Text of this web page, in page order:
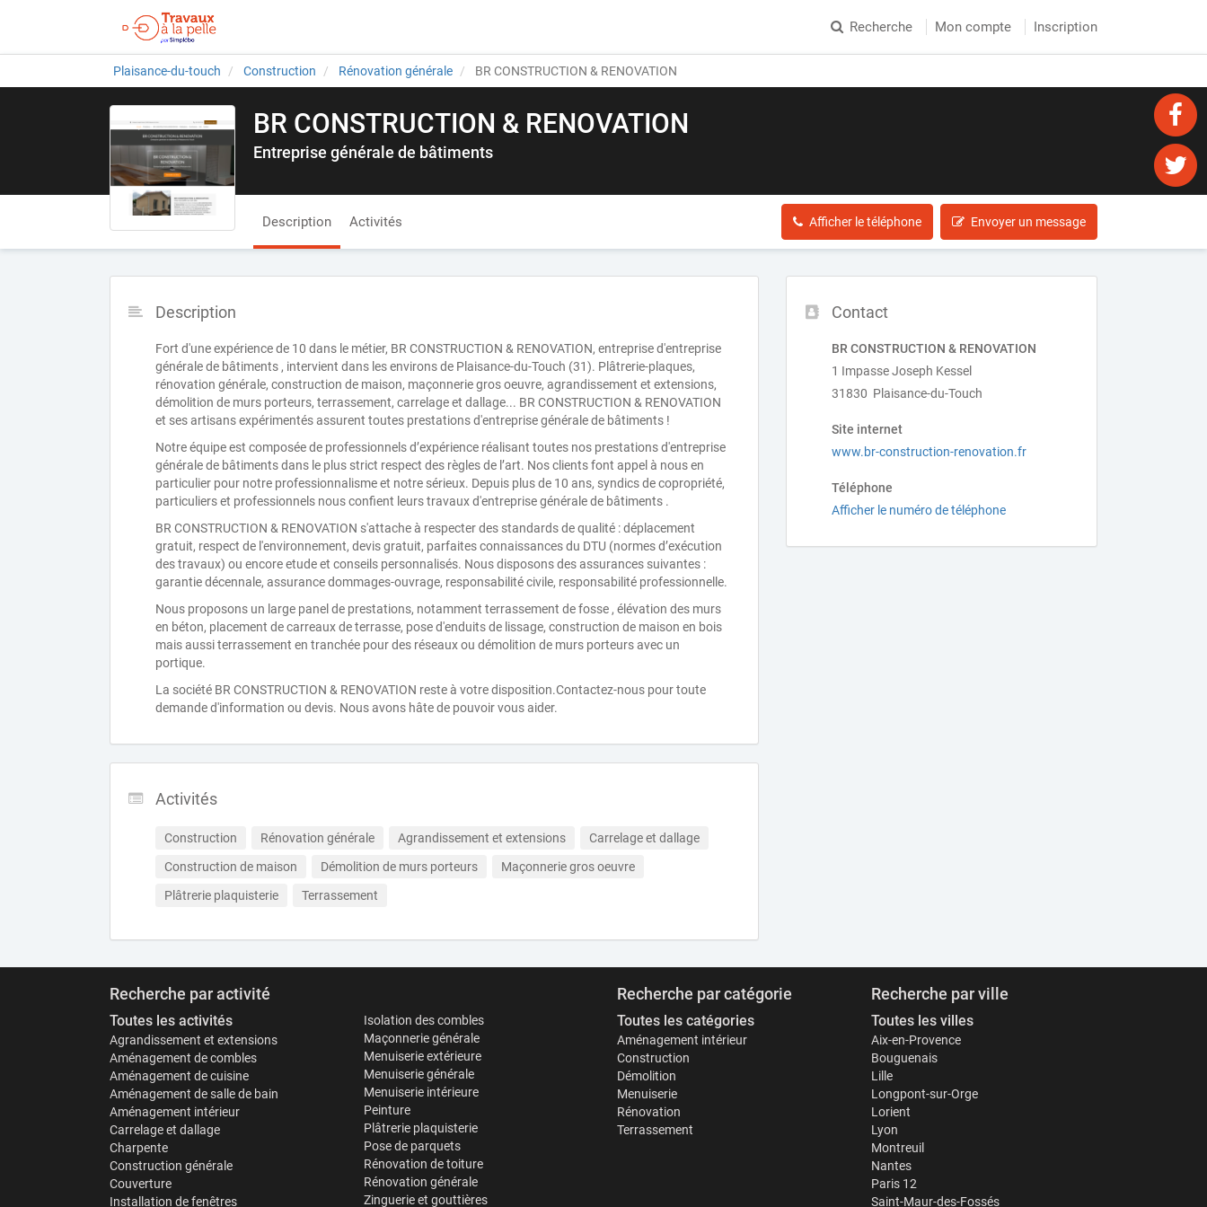
Recherche Mon compte Inscription
Plaisance-du-touch Construction Rénovation générale BR CONSTRUCTION & RENOVATION
BR CONSTRUCTION & RENOVATION
Entreprise générale de bâtiments
Description Activités Afficher le téléphone Envoyer un message
Contact
BR CONSTRUCTION & RENOVATION
1 Impasse Joseph Kessel
31830 Plaisance-du-Touch
Site internet
www.br-construction-renovation.fr
Téléphone
Afficher le numéro de téléphone
Description
Fort d'une expérience de 10 dans le métier, BR CONSTRUCTION & RENOVATION, entreprise d'entreprise
générale de bâtiments , intervient dans les environs de Plaisance-du-Touch (31). Plâtrerie-plaques,
rénovation générale, construction de maison, maçonnerie gros oeuvre, agrandissement et extensions,
démolition de murs porteurs, terrassement, carrelage et dallage... BR CONSTRUCTION & RENOVATION
et ses artisans expérimentés assurent toutes prestations d'entreprise générale de bâtiments !
Notre équipe est composée de professionnels d’expérience réalisant toutes nos prestations d'entreprise
générale de bâtiments dans le plus strict respect des règles de l’art. Nos clients font appel à nous en
particulier pour notre professionnalisme et notre sérieux. Depuis plus de 10 ans, syndics de copropriété,
particuliers et professionnels nous confient leurs travaux d'entreprise générale de bâtiments .
BR CONSTRUCTION & RENOVATION s'attache à respecter des standards de qualité : déplacement
gratuit, respect de l'environnement, devis gratuit, parfaites connaissances du DTU (normes d’exécution
des travaux) ou encore etude et conseils personnalisés. Nous disposons des assurances suivantes :
garantie décennale, assurance dommages-ouvrage, responsabilité civile, responsabilité professionnelle.
Nous proposons un large panel de prestations, notamment terrassement de fosse , élévation des murs
en béton, placement de carreaux de terrasse, pose d'enduits de lissage, construction de maison en bois
mais aussi terrassement en tranchée pour des réseaux ou démolition de murs porteurs avec un
portique.
La société BR CONSTRUCTION & RENOVATION reste à votre disposition.Contactez-nous pour toute
demande d'information ou devis. Nous avons hâte de pouvoir vous aider.
Activités
Construction Rénovation générale Agrandissement et extensions
Carrelage et dallage
Construction de maison
Démolition de murs porteurs
Maçonnerie gros oeuvre
Plâtrerie plaquisterie
Terrassement
Recherche par activité
Toutes les activités
Agrandissement et extensions
Aménagement de combles
Aménagement de cuisine
Aménagement de salle de bain
Aménagement intérieur
Carrelage et dallage
Charpente
Construction générale
Couverture
Installation de fenêtres
Isolation des combles
Maçonnerie générale
Menuiserie extérieure
Menuiserie générale
Menuiserie intérieure
Peinture
Plâtrerie plaquisterie
Pose de parquets
Rénovation de toiture
Rénovation générale
Zinguerie et gouttières
Recherche par catégorie
Toutes les catégories
Aménagement intérieur
Construction
Démolition
Menuiserie
Rénovation
Terrassement
Recherche par ville
Toutes les villes
Aix-en-Provence
Bouguenais
Lille
Longpont-sur-Orge
Lorient
Lyon
Montreuil
Nantes
Paris 12
Saint-Maur-des-Fossés